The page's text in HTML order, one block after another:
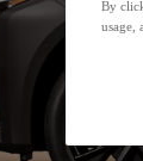
By
usage,